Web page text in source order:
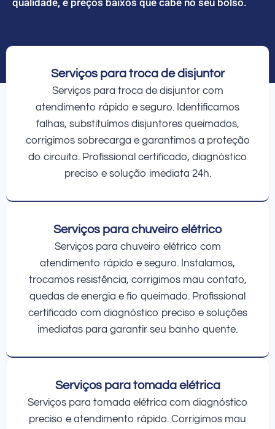
Serviços para troca de disjuntor
Serviços para troca de disjuntor com
atendimento rápido e seguro. Identificamos
falhas, substituímos disjuntores queimados,
corrigimos sobrecarga e garantimos a proteção
do circuito. Profissional certificado, diagnóstico
preciso e solução imediata 24h.
Serviços para chuveiro elétrico
Serviços para chuveiro elétrico com
atendimento rápido e seguro. Instalamos,
trocamos resistência, corrigimos mau contato,
quedas de energia e fio queimado. Profissional
certificado com diagnóstico preciso e soluções
imediatas para garantir seu banho quente.
Serviços para tomada elétrica
Serviços para tomada elétrica com diagnóstico
preciso e atendimento rápido. Corrigimos mau